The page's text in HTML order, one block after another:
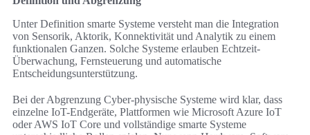
Unter Definition smarte Systeme versteht man die Integration
von Sensorik, Aktorik, Konnektivität und Analytik zu einem
funktionalen Ganzen. Solche Systeme erlauben Echtzeit-
Überwachung, Fernsteuerung und automatische
Entscheidungsunterstützung.
Bei der Abgrenzung Cyber-physische Systeme wird klar, dass
einzelne IoT-Endgeräte, Plattformen wie Microsoft Azure IoT
oder AWS IoT Core und vollständige smarte Systeme